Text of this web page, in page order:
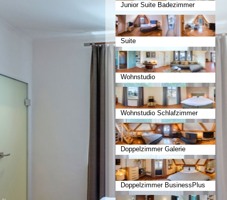
Junior Suite Badezimmer
Suite
Wohnstudio
Wohnstudio Schlafzimmer
Doppelzimmer Galerie
Doppelzimmer BusinessPlus